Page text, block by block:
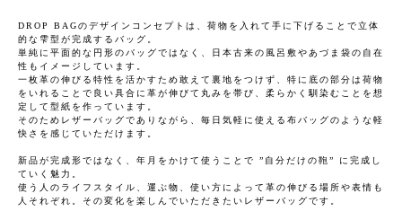
DROP BAGのデザインコンセプトは、荷物を入れて手に下げることで立体
的な雫型が完成するバッグ。
単純に平面的な円形のバッグではなく、日本古来の風呂敷やあづま袋の自在
性もイメージしています。
一枚革の伸びる特性を活かすため敢えて裏地をつけず、特に底の部分は荷物
をいれることで良い具合に革が伸びて丸みを帯び、柔らかく馴染むことを想
定して型紙を作っています。
そのためレザーバッグでありながら、毎日気軽に使える布バッグのような軽
快さを感じていただけます。
新品が完成形ではなく、年月をかけて使うことで ”自分だけの鞄” に完成し
ていく魅力。
使う人のライフスタイル、運ぶ物、使い方によって革の伸びる場所や表情も
人それぞれ。その変化を楽しんでいただきたいレザーバッグです。